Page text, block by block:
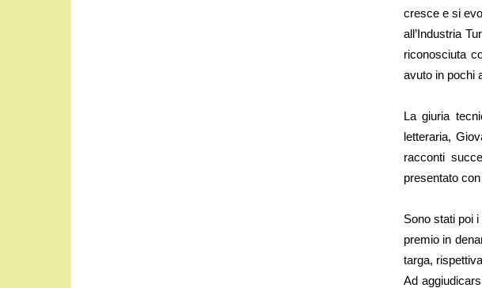
cresce e si
all’Industria
riconosciuta
avuto in pochi
La giuria
letteraria,
racconti
presentato
Sono stati poi
premio in
targa,
Ad